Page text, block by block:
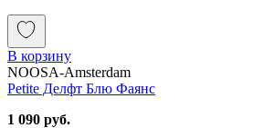
В корзину
NOOSA-Amsterdam
Petite Делфт Блю Фаянс
1 090 руб.